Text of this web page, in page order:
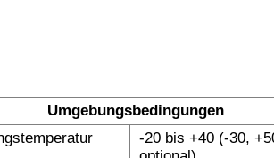
Umgebungsbedingungen
-20 bis +40 (-30,